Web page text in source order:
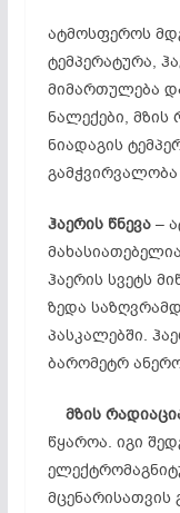
ატმოსფეროს
ტემპერატურა,
მიმართულება
ნალექები, მზის
ნიადაგის
გამჭვირვალობა
ჰაერის წნევა–
ჰაერის სვეტს
ზედა
პასკალებში.
ბარომეტრ
მზის
წყაროა. იგი
მცენარისათვის